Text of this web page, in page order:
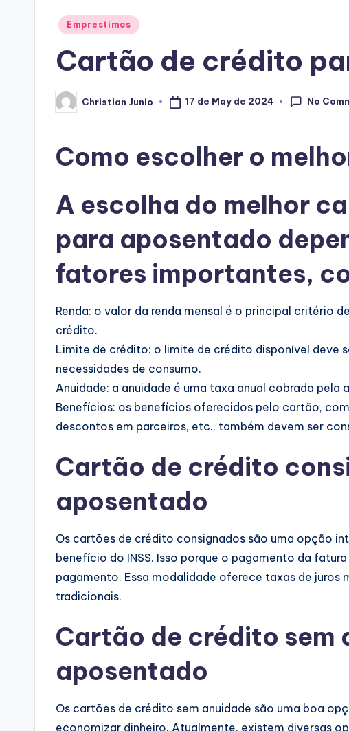
Posted
Emprestimos
Cartão de crédito
Posted
by
Christian Junio 17 de May de 2024 No
Como escolher o
A escolha do melhor
para aposentado
fatores importantes,
Renda: o valor da renda mensal é o principal critério
crédito.
Limite de crédito: o limite de crédito disponível deve
necessidades de consumo.
Anuidade: a anuidade é uma taxa anual cobrada pela
Benefícios: os benefícios oferecidos pelo cartão,
descontos em parceiros, etc., também devem ser
Cartão de crédito
aposentado
Os cartões de crédito consignados são uma opção
benefício do INSS. Isso porque o pagamento da
pagamento. Essa modalidade oferece taxas de juros
tradicionais.
Cartão de crédito sem
aposentado
Os cartões de crédito sem anuidade são uma boa
economizar dinheiro. Atualmente, existem diversas